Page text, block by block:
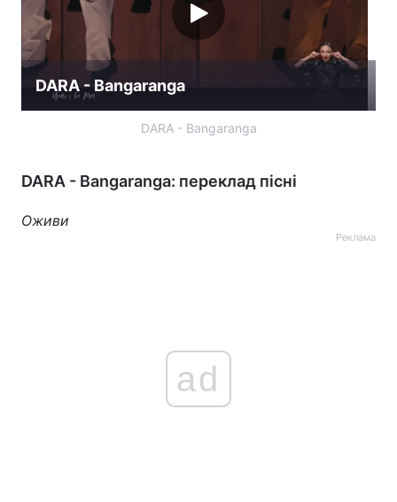
DARA - Bangaranga
DARA - Bangaranga
DARA - Bangaranga: переклад пісні
Оживи
Реклама
ad